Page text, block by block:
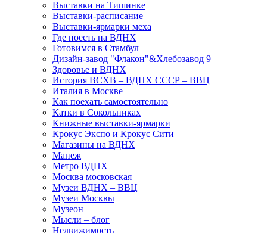
Выставки на Тишинке
Выставки-расписание
Выставки-ярмарки меха
Где поесть на ВДНХ
Готовимся в Стамбул
Дизайн-завод "Флакон"&Хлебозавод 9
Здоровье и ВДНХ
История ВСХВ – ВДНХ СССР – ВВЦ
Италия в Москве
Как поехать самостоятельно
Катки в Сокольниках
Книжные выставки-ярмарки
Крокус Экспо и Крокус Сити
Магазины на ВДНХ
Манеж
Метро ВДНХ
Москва московская
Музеи ВДНХ – ВВЦ
Музеи Москвы
Музеон
Мысли – блог
Недвижимость